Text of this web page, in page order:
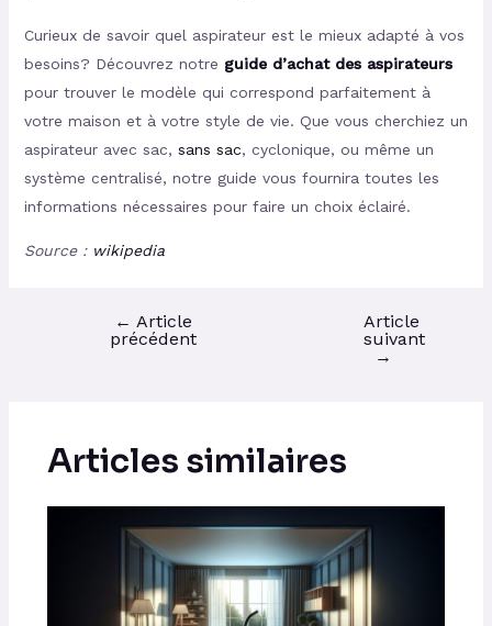
Curieux de savoir quel aspirateur est le mieux adapté à vos
besoins? Découvrez notre guide d’achat des aspirateurs
pour trouver le modèle qui correspond parfaitement à
votre maison et à votre style de vie. Que vous cherchiez un
aspirateur avec sac, sans sac, cyclonique, ou même un
système centralisé, notre guide vous fournira toutes les
informations nécessaires pour faire un choix éclairé.
Source : wikipedia
← Article
précédent
Article
suivant
→
Articles similaires